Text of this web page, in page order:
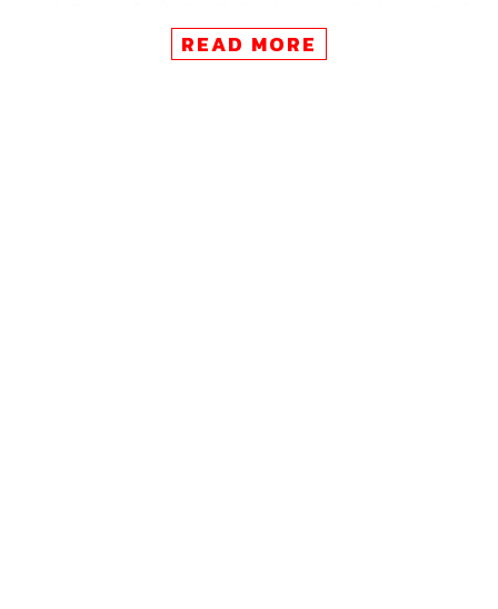
ที่จะก้าวไปสู่วงการเพลงในระดับสากลมากขึ้นเช่นกัน
READ MORE